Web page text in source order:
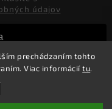
prechádzaním tohto
Viac informáciítu.
údajov
práva vyhradené.